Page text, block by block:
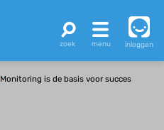
inloggen
Monitoring is de basis voor succes